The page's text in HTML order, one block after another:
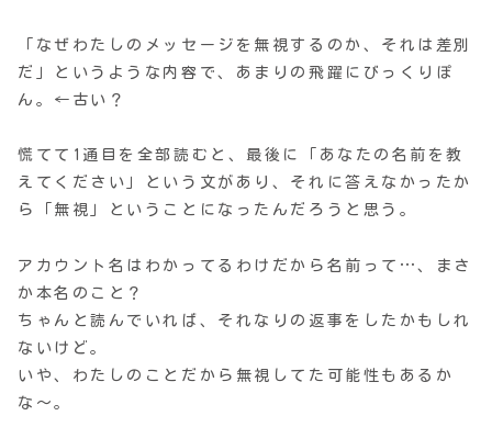
「なぜわたしのメッセージを無視するのか、それは差別
だ」というような内容で、あまりの飛躍にびっくりぽ
ん。←古い？
慌てて1通目を全部読むと、最後に「あなたの名前を教
えてください」という文があり、それに答えなかったか
ら「無視」ということになったんだろうと思う。
アカウント名はわかってるわけだから名前って…、まさ
か本名のこと？
ちゃんと読んでいれば、それなりの返事をしたかもしれ
ないけど。
いや、わたしのことだから無視してた可能性もあるか
な〜。